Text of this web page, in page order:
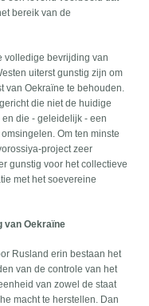
bereik van de
volledige bevrijding van
uiterst gunstig zijn om
van Oekraïne te behouden.
die niet de huidige
die - geleidelijk - een
Om ten minste
project zeer
gunstig voor het collectieve
met het soevereine
van Oekraïne
Rusland erin bestaan het
van de controle van het
van zowel de staat
macht te herstellen. Dan